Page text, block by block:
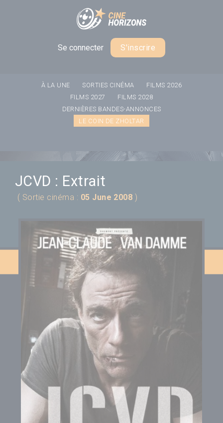
Se connecter S'inscrire
À LA UNE SORTIES CINÉMA
FILMS 2026
FILMS 2027
FILMS 2028
DERNIÈRES BANDES-ANNONCES
LE COIN DE ZHOLTAR
JCVD : Extrait
( Sortie cinéma : 05 June 2008 )
Panneau de gestion des cookies